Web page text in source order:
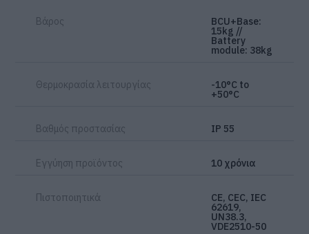
Βάρος BCU+Base:
15kg //
Battery
module: 38kg
Θερμοκρασία λειτουργίας -10°C to
+50°C
Βαθμός προστασίας IP 55
Εγγύηση προϊόντος 10 χρόνια
Πιστοποιητικά CE, CEC, IEC
62619,
UN38.3,
VDE2510-50